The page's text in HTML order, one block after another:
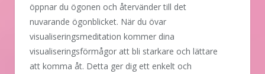
öppnar du ögonen och återvänder till det
nuvarande ögonblicket. När du övar
visualiseringsmeditation kommer dina
visualiseringsförmågor att bli starkare och lättare
att komma åt. Detta ger dig ett enkelt och